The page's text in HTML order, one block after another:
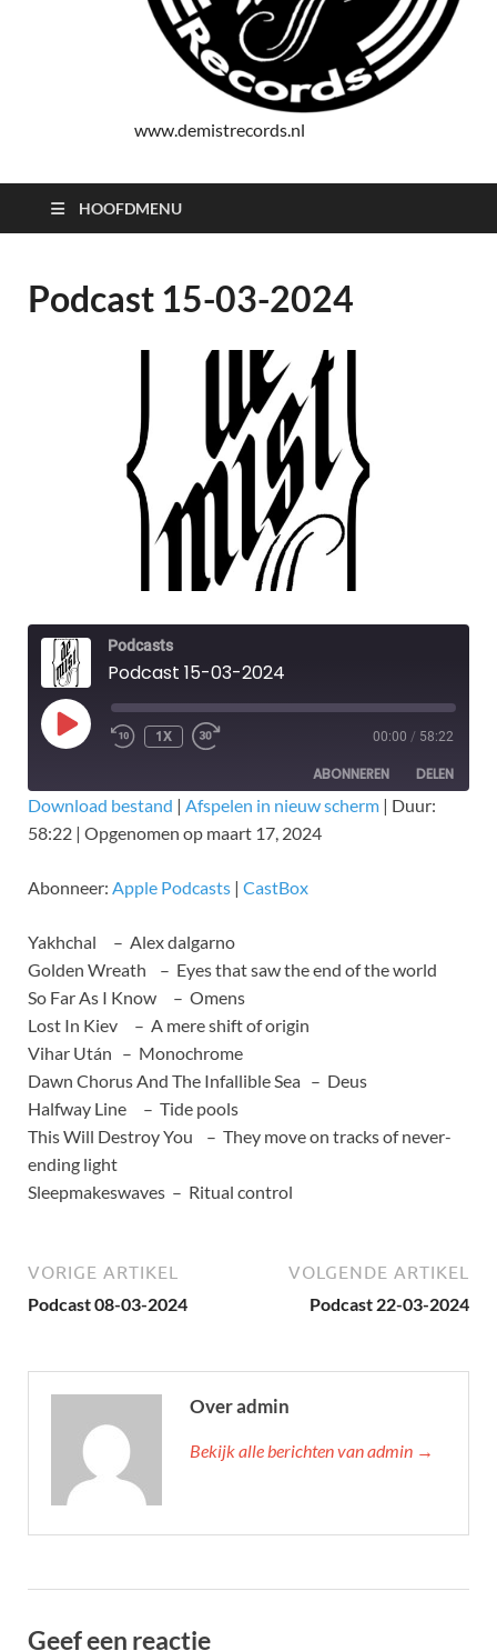
www.demistrecords.nl
HOOFDMENU
Podcast 15-03-2024
Podcasts
Podcast 15-03-2024
1X 00:00 / 58:22
ABONNEREN DELEN
Apple Podcasts CastBox
DELEN
LINK
Download bestand | Afspelen in nieuw scherm | Duur:
58:22 | Opgenomen op maart 17, 2024
Abonneer: Apple Podcasts | CastBox
Yakhchal – Alex dalgarno
Golden Wreath – Eyes that saw the end of the world
So Far As I Know – Omens
Lost In Kiev – A mere shift of origin
Vihar Után – Monochrome
Dawn Chorus And The Infallible Sea – Deus
Halfway Line – Tide pools
This Will Destroy You – They move on tracks of never-
ending light
Sleepmakeswaves – Ritual control
VORIGE ARTIKEL
Podcast 08-03-2024
VOLGENDE ARTIKEL
Podcast 22-03-2024
Over admin
Bekijk alle berichten van admin →
Geef een reactie